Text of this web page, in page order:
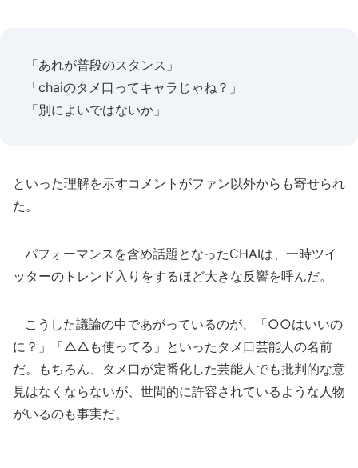
「あれが普段のスタンス」
「chaiのタメ口ってキャラじゃね？」
「別によいではないか」
といった理解を示すコメントがファン以外からも寄せられ
た。
パフォーマンスを含め話題となったCHAIは、一時ツイ
ッターのトレンド入りをするほど大きな反響を呼んだ。
こうした議論の中であがっているのが、「○○はいいの
に？」「△△も使ってる」といったタメ口芸能人の名前
だ。もちろん、タメ口が定番化した芸能人でも批判的な意
見はなくならないが、世間的に許容されているような人物
がいるのも事実だ。